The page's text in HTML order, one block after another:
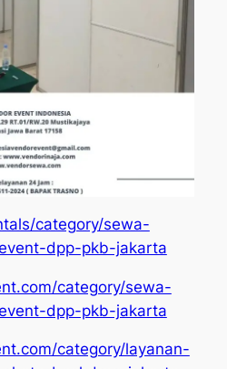
category/sewa-
dpp-pkb-jakarta
category/sewa-
dpp-pkb-jakarta
category/layanan-